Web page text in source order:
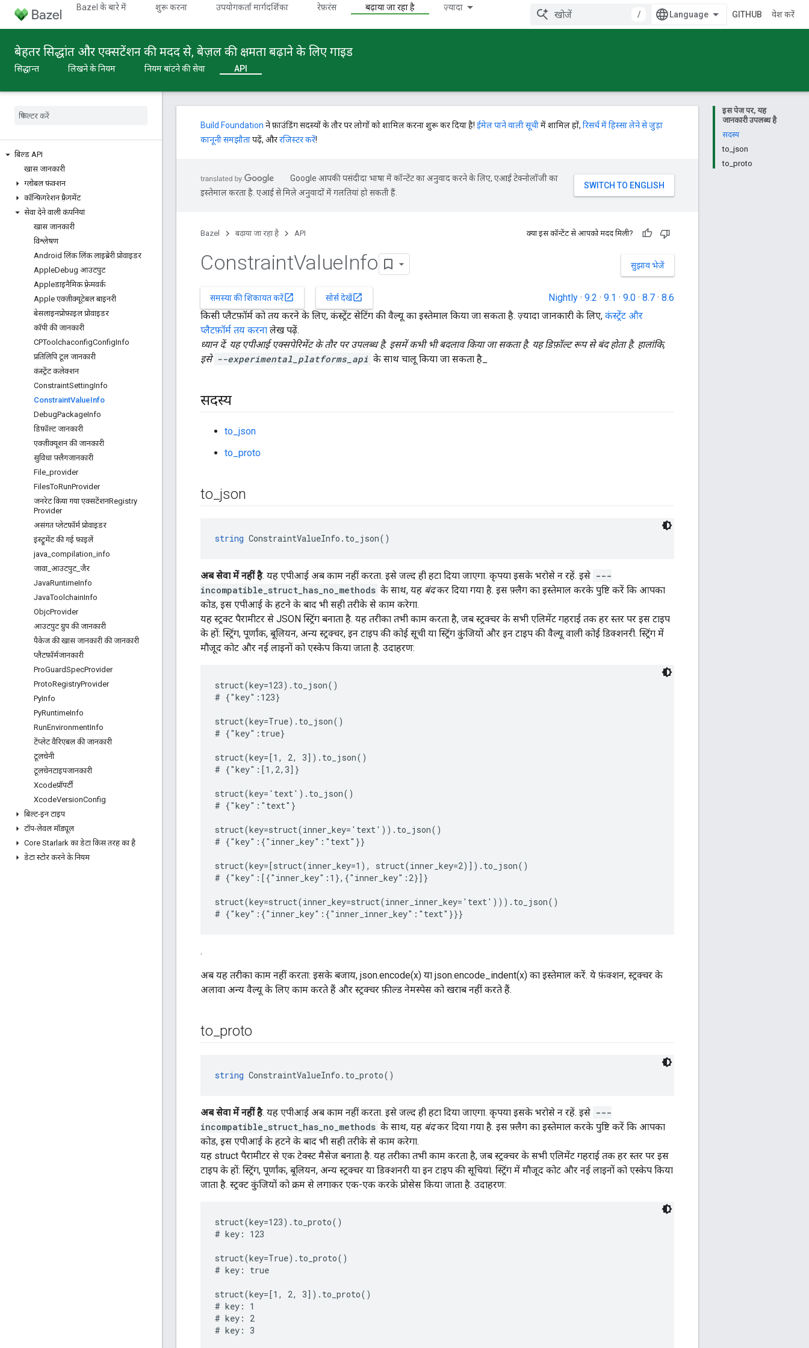
Bazel के बारे में शुरू करना उपयोगकर्ता मार्गदर्शिका रेफ़रंस बढ़ाया जा रहा है ज़्यादा
/ GITHUB प्रवेश करें
बेहतर सिद्धांत और एक्सटेंशन की मदद से, बेज़ल की क्षमता बढ़ाने के लिए गाइड
सिद्धान्त लिखने के नियम नियम बांटने की सेवा API
बिल्ड API
खास जानकारी
ग्लोबल फ़ंक्शन
कॉन्फ़िगरेशन फ़्रैगमेंट
सेवा देने वाली कंपनियां
खास जानकारी
विश्लेषण
Android लिंक लिंक लाइब्रेरी प्रोवाइडर
AppleDebug आउटपुट
Appleडाइनैमिक फ़्रेमवर्क
Apple एक्ज़ीक्यूटेबल बाइनरी
बेसलाइनप्रोफ़ाइल प्रोवाइडर
कॉपी की जानकारी
CPToolchaconfigConfigInfo
प्रतिलिपि टूल जानकारी
कंस्ट्रेंट कलेक्शन
ConstraintSettingInfo
ConstraintValueInfo
DebugPackageInfo
डिफ़ॉल्ट जानकारी
एक्ज़ीक्यूशन की जानकारी
सुविधा फ़्लैगजानकारी
File provider
FilesToRunProvider
जनरेट किया गया एक्सटेंशनRegistry
Provider
असंगत प्लेटफ़ॉर्म प्रोवाइडर
इंस्ट्रूमेंट की गई फ़ाइलें
java compilation info
जावा_ आउटपुट_ जैर
JavaRuntimeInfo
JavaToolchainInfo
ObjcProvider
आउटपुट ग्रुप की जानकारी
पैकेज की खास जानकारी की जानकारी
प्लैटफ़ॉर्मजानकारी
ProGuardSpecProvider
ProtoRegistryProvider
PyInfo
PyRuntimeInfo
RunEnvironmentInfo
टेंप्लेट वैरिएबल की जानकारी
टूलचेनी
टूलचेनटाइपजानकारी
Xcodeप्रॉपर्टी
XcodeVersionConfig
बिल्ट-इन टाइप
टॉप-लेवल मॉड्यूल
Core Starlark का डेटा किस तरह का है
डेटा स्टोर करने के नियम
इस पेज पर, यह
जानकारी उपलब्ध है
सदस्य
to_json
to_proto
Build Foundation ने फ़ाउंडिंग सदस्यों के तौर पर लोगों को शामिल करना शुरू कर दिया है! ईमेल पाने वाली सूचीमें शामिल हों, रिसर्च में हिस्सा लेने से जुड़ा
कानूनी समझौतापढ़ें, औररजिस्टर करें!
Google आपकी पसंदीदा भाषा में कॉन्टेंट का अनुवाद करने के लिए, एआई टेक्नोलॉजी का
इस्तेमाल करता है. एआई से मिले अनुवादों में गलतियां हो सकती हैं.
Bazel बढ़ाया जा रहा है API क्या इस कॉन्टेंट से आपको मदद मिली?
सुझाव भेजें
ConstraintValueInfo
समस्या की शिकायत करेंopen_in_new सोर्स देखेंopen_in_new Nightly · 9.2 · 9.1 · 9.0 · 8.7 · 8.6
किसी प्लैटफ़ॉर्म को तय करने के लिए, कंस्ट्रेंट सेटिंग की वैल्यू का इस्तेमाल किया जा सकता है. ज़्यादा जानकारी के लिए, कंस्ट्रेंट और
प्लैटफ़ॉर्म तय करना लेख पढ़ें.
ध्यान दें: यह एपीआई एक्सपेरिमेंट के तौर पर उपलब्ध है. इसमें कभी भी बदलाव किया जा सकता है. यह डिफ़ॉल्ट रूप से बंद होता है. हालांकि,
इसे --experimental_platforms_api के साथ चालू किया जा सकता है_
सदस्य
to_json
to_proto
to json
string ConstraintValueInfo.to_json()
अब सेवा में नहीं है. यह एपीआई अब काम नहीं करता. इसे जल्द ही हटा दिया जाएगा. कृपया इसके भरोसे न रहें. इसे ---
incompatible_struct_has_no_methods के साथ, यह बंदकर दिया गया है. इस फ़्लैग का इस्तेमाल करके पुष्टि करें कि आपका
कोड, इस एपीआई के हटने के बाद भी सही तरीके से काम करेगा.
यह स्ट्रक्ट पैरामीटर से JSON स्ट्रिंग बनाता है. यह तरीका तभी काम करता है, जब स्ट्रक्चर के सभी एलिमेंट गहराई तक हर स्तर पर इस टाइप
के हों: स्ट्रिंग, पूर्णांक, बूलियन, अन्य स्ट्रक्चर, इन टाइप की कोई सूची या स्ट्रिंग कुंजियों और इन टाइप की वैल्यू वाली कोई डिक्शनरी. स्ट्रिंग में
मौजूद कोट और नई लाइनों को एस्केप किया जाता है. उदाहरण:
struct(key=123).to_json()
# {"key":123}
struct(key=True).to_json()
# {"key":true}
struct(key=[1, 2, 3]).to_json()
# {"key":[1,2,3]}
struct(key='text').to_json()
# {"key":"text"}
struct(key=struct(inner_key='text')).to_json()
# {"key":{"inner_key":"text"}}
struct(key=[struct(inner_key=1), struct(inner_key=2)]).to_json()
# {"key":[{"inner_key":1},{"inner_key":2}]}
struct(key=struct(inner_key=struct(inner_inner_key='text'))).to_json()
.
अब यह तरीका काम नहीं करता: इसके बजाय, json.encode(x) या json.encode_indent(x) का इस्तेमाल करें. ये फ़ंक्शन, स्ट्रक्चर के
अलावा अन्य वैल्यू के लिए काम करते हैं और स्ट्रक्चर फ़ील्ड नेमस्पेस को खराब नहीं करते हैं.
to proto
string ConstraintValueInfo.to_proto()
अब सेवा में नहीं है. यह एपीआई अब काम नहीं करता. इसे जल्द ही हटा दिया जाएगा. कृपया इसके भरोसे न रहें. इसे ---
incompatible_struct_has_no_methods के साथ, यह बंदकर दिया गया है. इस फ़्लैग का इस्तेमाल करके पुष्टि करें कि आपका
कोड, इस एपीआई के हटने के बाद भी सही तरीके से काम करेगा.
यह struct पैरामीटर से एक टेक्स्ट मैसेज बनाता है. यह तरीका तभी काम करता है, जब स्ट्रक्चर के सभी एलिमेंट गहराई तक हर स्तर पर इस
टाइप के हों: स्ट्रिंग, पूर्णांक, बूलियन, अन्य स्ट्रक्चर या डिक्शनरी या इन टाइप की सूचियां. स्ट्रिंग में मौजूद कोट और नई लाइनों को एस्केप किया
जाता है. स्ट्रक्ट कुंजियों को क्रम से लगाकर एक-एक करके प्रोसेस किया जाता है. उदाहरण:
struct(key=123).to_proto()
# key: 123
struct(key=True).to_proto()
# key: true
struct(key=[1, 2, 3]).to_proto()
# key: 1
# key: 2
# key: 3